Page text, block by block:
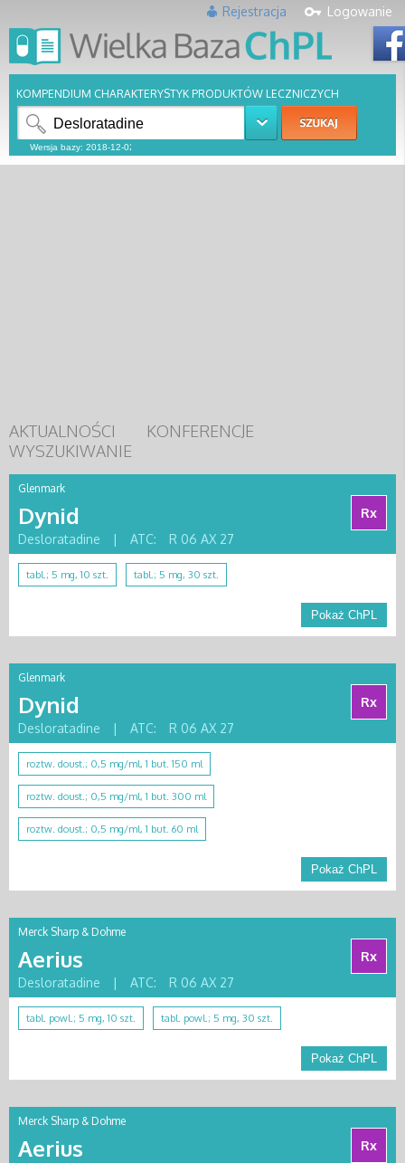
Logowanie
Rejestracja
KOMPENDIUM CHARAKTERYSTYK PRODUKTÓW LECZNICZYCH
AKTUALNOŚCI
KONFERENCJE
WYSZUKIWANIE
Glenmark
Dynid
Rx
Desloratadine
| ATC: R 06 AX 27
tabl.; 5 mg, 10 szt. tabl.; 5 mg, 30 szt.
Pokaż ChPL
Glenmark
Dynid
Rx
Desloratadine
| ATC: R 06 AX 27
roztw. doust.; 0,5 mg/ml, 1 but. 150 ml
roztw. doust.; 0,5 mg/ml, 1 but. 300 ml
roztw. doust.; 0,5 mg/ml, 1 but. 60 ml
Pokaż ChPL
Merck Sharp & Dohme
Aerius
Rx
Desloratadine
| ATC: R 06 AX 27
tabl. powl.; 5 mg, 10 szt. tabl. powl.; 5 mg, 30 szt.
Pokaż ChPL
Merck Sharp & Dohme
Aerius
Rx